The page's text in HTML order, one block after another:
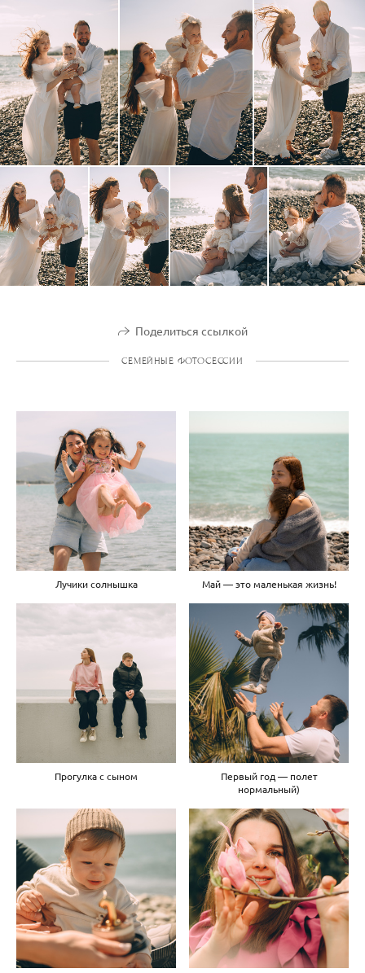
Поделиться ссылкой
СЕМЕЙНЫЕ ФОТОСЕССИИ
Лучики солнышка Май — это маленькая жизнь!
Прогулка с сыном
Первый год — полет
нормальный)